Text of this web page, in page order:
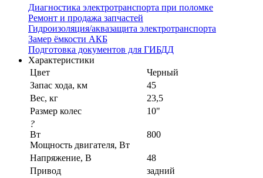
Диагностика электротранспорта при поломке
Ремонт и продажа запчастей
Гидроизоляция/аквазащита электротранспорта
Замер ёмкости АКБ
Подготовка документов для ГИБДД
Характеристики
Цвет
Черный
Запас хода, км
45
Вес, кг
23,5
Размер колес
10"
?
Вт
Мощность двигателя, Вт
800
Напряжение, В
48
Привод
задний